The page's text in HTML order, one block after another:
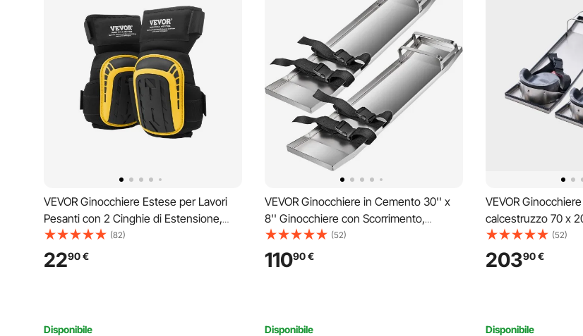
VEVOR Ginocchiere Estese per Lavori
Pesanti con 2 Cinghie di Estensione,
Ginocchiere in Gel di Schiuma
Antiscivolo, per Uomini e Donne, per
Giardinaggio, Pavimenti, Coperture e
(82)
2290€
Disponibile
VEVOR Ginocchiere in Cemento 30'' x
8'' Ginocchiere con Scorrimento,
Ginocchiere in Acciaio Inossidabile,
Coppia di cursori in Cemento con
Cinghie per tavole in Cemento
(52)
11090€
Disponibile
VEVOR
calcestruzzo 70 x
acciaio inox, 2
con ginocchiere per
cinghie per finiture
(52)
20390€
Disponibile